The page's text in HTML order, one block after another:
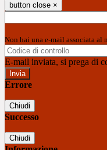
button close ×
Non hai una e-mail associata al
E-mail inviata, si prega di
Errore
Chiudi
Successo
Chiudi